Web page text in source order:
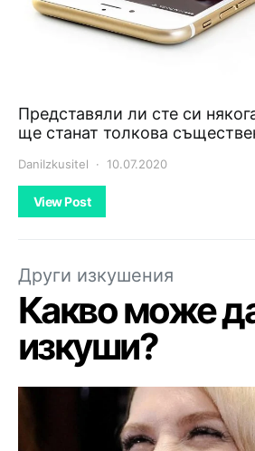
Представяли ли сте си
ще станат толкова
DaniIzkusitel 10.07.2020
View Post
Други изкушения
Какво може
изкуши?